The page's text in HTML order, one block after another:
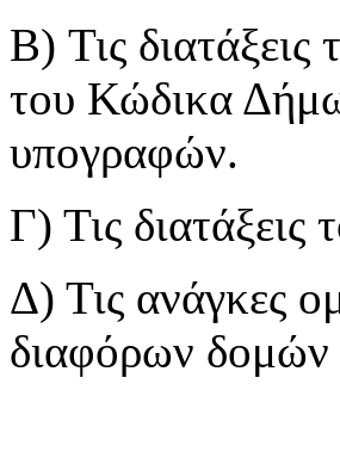
B) Τις
του Κώδικα
υπογραφών.
Γ) Τις
Δ) Τις ανάγκες
διαφόρων δομών